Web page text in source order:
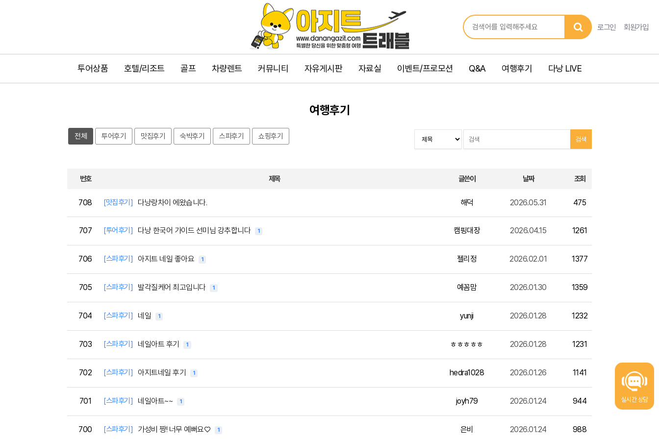
로그인 회원가입
투어상품 호텔/리조트 골프 차량렌트 커뮤니티 자유게시판 자료실 이벤트/프로모션 Q&A 여행후기 다낭 LIVE
여행후기
전체 투어후기 맛집후기 숙박후기 스파후기 쇼핑후기
번호 제목 글쓴이 날짜 조회
708 [맛집후기] 다낭랑차이 에왔습니다. 해덕 2026.05.31 475
707 [투어후기] 다낭 한국어 가이드 선미님 강추합니다 1 캠핑대장 2026.04.15 1261
706 [스파후기] 아지트 네일 좋아요 1 젤리정 2026.02.01 1377
705 [스파후기] 발각질케어 최고입니다 1 예꼼맘 2026.01.30 1359
704 [스파후기] 네일 1 yunji 2026.01.28 1232
703 [스파후기] 네일아트 후기 1 ㅎㅎㅎㅎㅎ 2026.01.28 1231
702 [스파후기] 아지트네일 후기 1 hedra1028 2026.01.26 1141
701 [스파후기] 네일아트~~ 1 joyh79 2026.01.24 944
700 [스파후기] 가성비 짱! 너무 예뻐요♡ 1 은비 2026.01.24 988
실시간 상담